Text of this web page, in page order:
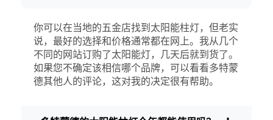
如果您正在考虑进行转换，当朋友和邻居问
起时，我通常会这样回答：
亮度 并非所有的太阳能灯都是一样的。如
你可以在当地的五金店找到太阳能柱灯，但老实
说，最好的选择和价格通常都在网上。我从几个
不同的网站订购了太阳能灯，几天后就到货了。
如果您不确定该相信哪个品牌，可以看看多特蒙
德其他人的评论，这对我的决定很有帮助。